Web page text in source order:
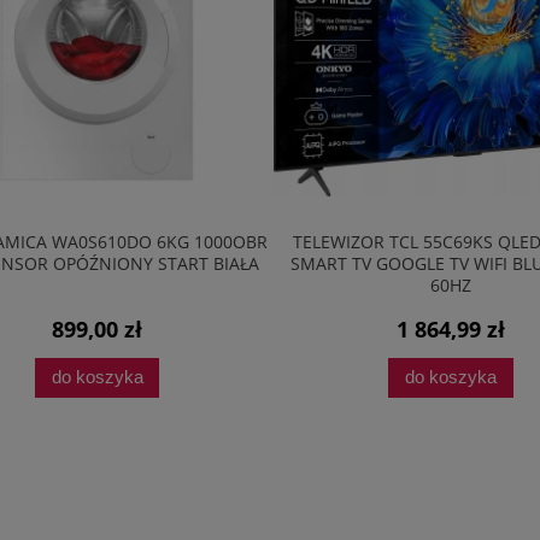
TCL 55C69KS QLED 4K UHD
TV GOOGLE TV WIFI BLUETOOTH
1 864,99 zł
do koszyka
LODÓWKA AMICA
181CM SLIMSIZE RETRO LED
2 198,99 zł
do koszyka